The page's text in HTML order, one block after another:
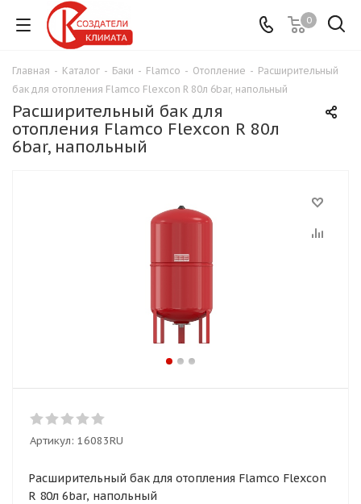
0
Главная - Каталог - Баки - Flamco - Отопление - Расширительный
бак для отопления Flamco Flexcon R 80л 6bar, напольный
Расширительный бак для
отопления Flamco Flexcon R 80л
6bar, напольный
Артикул: 16083RU
Расширительный бак для отопления Flamco Flexcon
R 80л 6bar, напольный